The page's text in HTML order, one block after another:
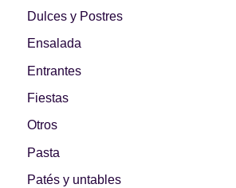
Segundos
Dulces y Postres
Ensalada
Entrantes
Fiestas
Otros
Pasta
Patés y untables